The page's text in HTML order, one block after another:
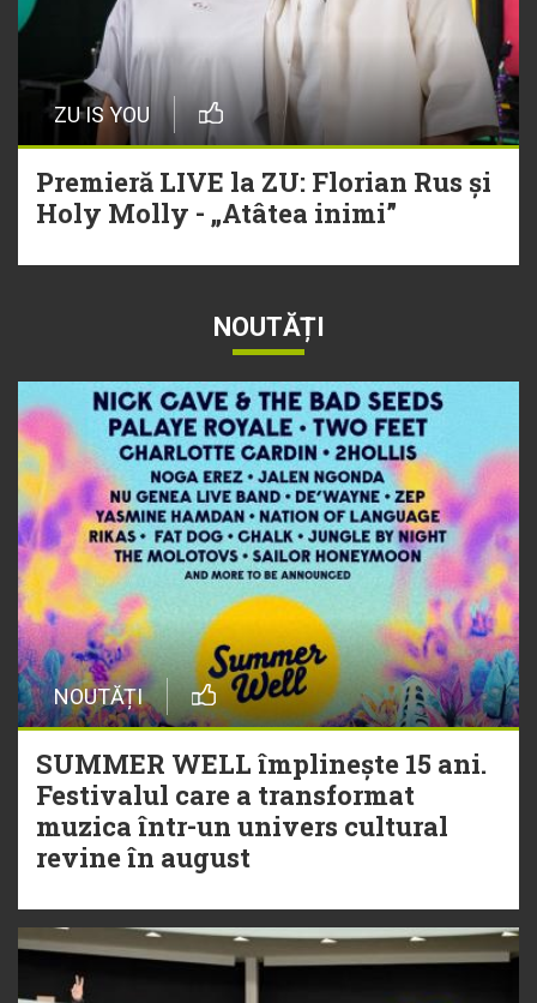
ZU IS YOU
Premieră LIVE la ZU: Florian Rus și
Holy Molly - „Atâtea inimi”
NOUTĂȚI
NOUTĂȚI
SUMMER WELL împlinește 15 ani.
Festivalul care a transformat
muzica într-un univers cultural
revine în august